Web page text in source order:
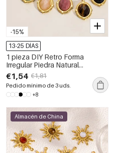
-15%
13-25 DÍAS
1 pieza DIY Retro Forma
Irregular Piedra Natural
Colgantes para Mujer
€1,54 €1,81
Pedido mínimo de 3 uds.
+8
Almacén de China